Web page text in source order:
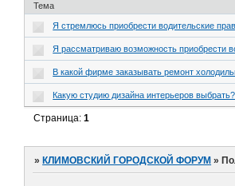
Тема
Я стремлюсь приобрести водительские
Я рассматриваю возможность приобрести
В какой фирме заказывать ремонт
Какую студию дизайна интерьеров выбрать?
Страница:1
»КЛИМОВСКИЙ ГОРОДСКОЙ ФОРУМ »